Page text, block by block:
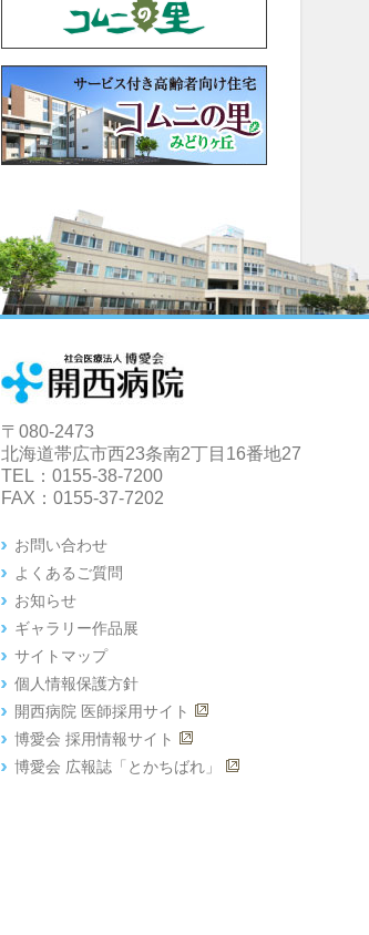
〒080-2473
北海道帯広市西23条南2丁目16番地27
TEL：0155-38-7200
FAX：0155-37-7202
お問い合わせ
よくあるご質問
お知らせ
ギャラリー作品展
サイトマップ
個人情報保護方針
開西病院 医師採用サイト
博愛会 採用情報サイト
博愛会 広報誌「とかちばれ」